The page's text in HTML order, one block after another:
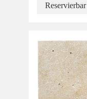
Reservierbar